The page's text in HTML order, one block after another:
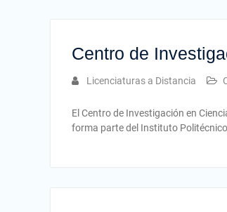
Centro de
Licenciaturas a Distancia
El Centro de Investigación en
forma parte del Instituto